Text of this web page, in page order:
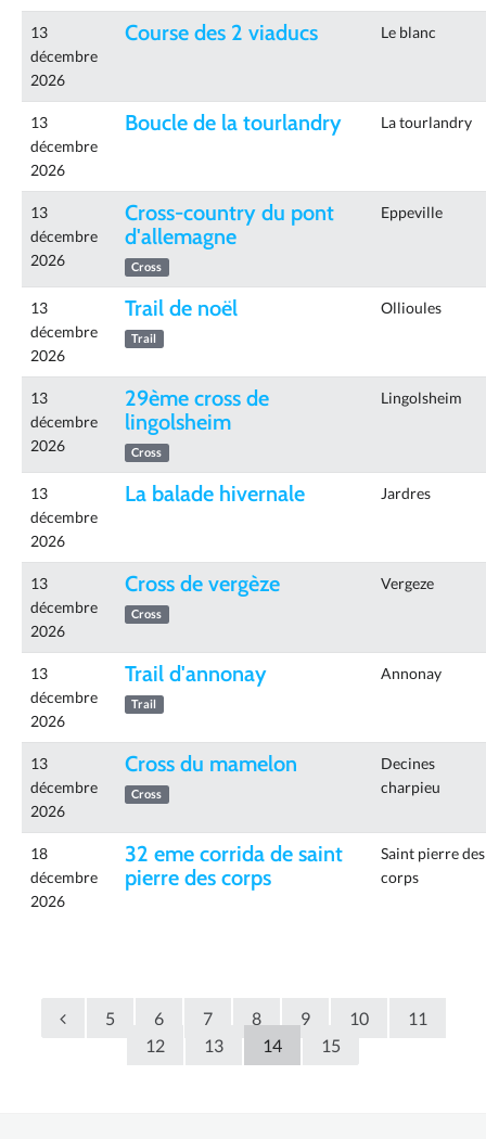
13
décembre
2026
Course des 2 viaducs Le blanc
13
décembre
2026
Boucle de la tourlandry La tourlandry
13
décembre
2026
Cross-country du pont
d'allemagne
Cross
Eppeville
13
décembre
2026
Trail de noël
Trail
Ollioules
13
décembre
2026
29ème cross de
lingolsheim
Cross
Lingolsheim
13
décembre
2026
La balade hivernale Jardres
13
décembre
2026
Cross de vergèze
Cross
Vergeze
13
décembre
2026
Trail d'annonay
Trail
Annonay
13
décembre
2026
Cross du mamelon
Cross
Decines
charpieu
18
décembre
2026
32 eme corrida de saint
pierre des corps
Saint pierre des
corps
5 6 7 8 9 10
11
12
13 14 15